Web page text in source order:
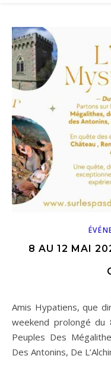
8 AU 12 MAI
Amis Hypatiens, que diriez-vous de passer un magnifique
weekend prolongé
Peuples Des
Des Antonins, De